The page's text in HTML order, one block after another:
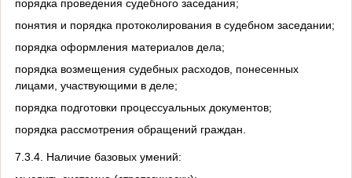
порядка проведения судебного заседания;
понятия и порядка протоколирования в судебном заседании;
порядка оформления материалов дела;
порядка возмещения судебных расходов, понесенных
лицами, участвующими в деле;
порядка подготовки процессуальных документов;
порядка рассмотрения обращений граждан.
7.3.4. Наличие базовых умений: